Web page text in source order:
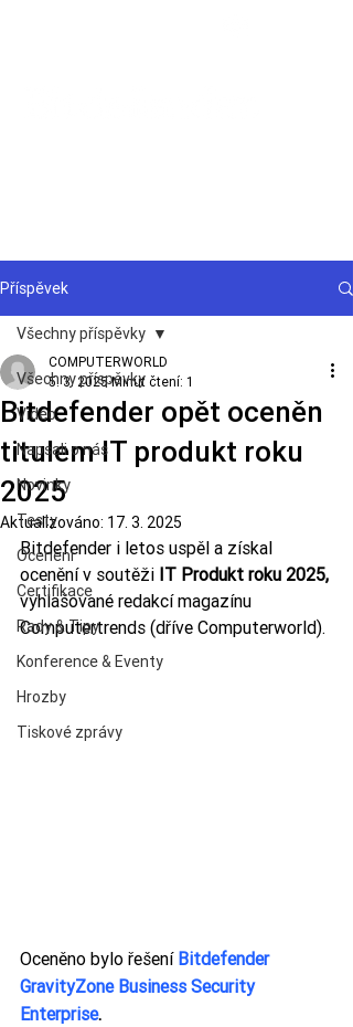
Příspěvek
Všechny příspěvky
Video
Napsali o nás
Novinky
Testy
Ocenění
Certifikace
Rady & Tipy
Konference & Eventy
Hrozby
Tiskové zprávy
Všechny příspěvky
Bitdefender opět oceněn
titulem IT produkt roku
2025
COMPUTERWORLD
5. 3. 2025 Minut čtení: 1
Aktualizováno: 17. 3. 2025
Bitdefender i letos uspěl a získal
ocenění v soutěži IT Produkt roku 2025,
vyhlašované redakcí magazínu
Computertrends (dříve Computerworld).
Oceněno bylo řešení Bitdefender
GravityZone Business Security
Enterprise.